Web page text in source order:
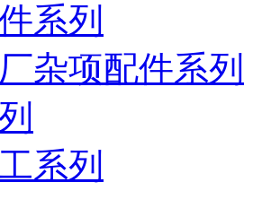
系列
杂项配件系列
系列